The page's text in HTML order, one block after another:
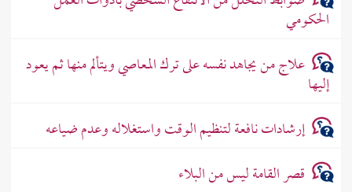
الحكومي
علاج من يجاهد نفسه على ترك المعاصي ويتألم منها ثم يعود
إليها
إرشادات نافعة لتنظيم الوقت واستغلاله وعدم ضياعه
قصر القامة ليس من البلاء